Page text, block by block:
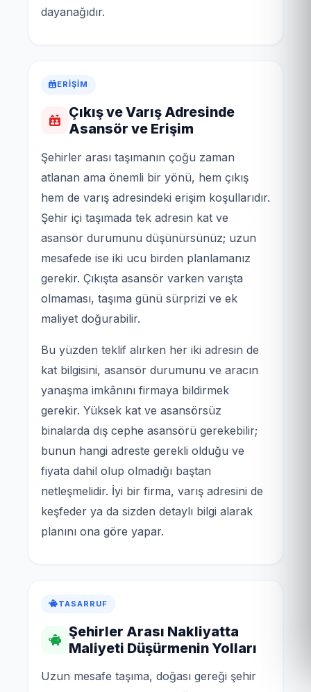
dayanağıdır.
ERIŞIM
Çıkış ve Varış Adresinde
Asansör ve Erişim
Şehirler arası taşımanın çoğu zaman
atlanan ama önemli bir yönü, hem çıkış
hem de varış adresindeki erişim koşullarıdır.
Şehir içi taşımada tek adresin kat ve
asansör durumunu düşünürsünüz; uzun
mesafede ise iki ucu birden planlamanız
gerekir. Çıkışta asansör varken varışta
olmaması, taşıma günü sürprizi ve ek
maliyet doğurabilir.
Bu yüzden teklif alırken her iki adresin de
kat bilgisini, asansör durumunu ve aracın
yanaşma imkânını firmaya bildirmek
gerekir. Yüksek kat ve asansörsüz
binalarda dış cephe asansörü gerekebilir;
bunun hangi adreste gerekli olduğu ve
fiyata dahil olup olmadığı baştan
netleşmelidir. İyi bir firma, varış adresini de
keşfeder ya da sizden detaylı bilgi alarak
planını ona göre yapar.
TASARRUF
Şehirler Arası Nakliyatta
Maliyeti Düşürmenin Yolları
Uzun mesafe taşıma, doğası gereği şehir